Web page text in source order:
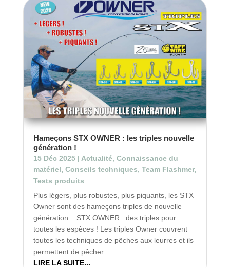
Hameçons STX OWNER : les triples nouvelle
génération !
15 Déc 2025| Actualité, Connaissance du
matériel, Conseils techniques, Team Flashmer,
Tests produits
Plus légers, plus robustes, plus piquants, les STX
Owner sont des hameçons triples de nouvelle
génération. STX OWNER : des triples pour
toutes les espèces ! Les triples Owner couvrent
toutes les techniques de pêches aux leurres et ils
permettent de pêcher...
LIRE LA SUITE...